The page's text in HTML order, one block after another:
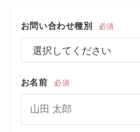
お問い合わせ種別 必須
お名前 必須